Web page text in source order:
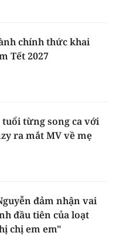
chính thức khai
Tết 2027
tuổi từng song ca với
ra mắt MV về mẹ
đảm nhận vai
đầu tiên của loạt
chị em em"